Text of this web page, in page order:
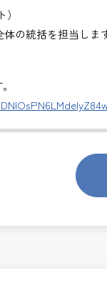
の統括を担当します
理
援
評価
、技術者の価値を